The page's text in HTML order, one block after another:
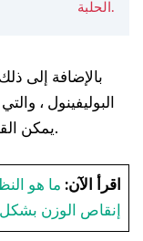
الحلبة.
بالإضافة إلى
البوليفينول ،
يمكن.
اقرأ الآن: ما هو
إنقاص الوزن بشكل